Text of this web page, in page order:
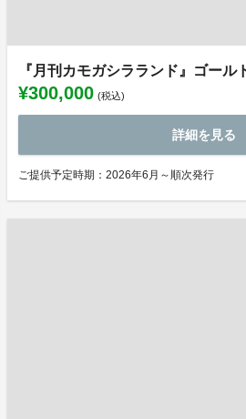
『月刊カモガシラランド』ゴール
¥300,000 (税込)
詳細を見る
ご提供予定時期：2026年6月～順次発行